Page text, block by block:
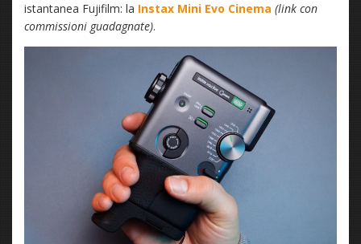
istantanea Fujifilm: la Instax Mini Evo Cinema (link con
commissioni guadagnate).